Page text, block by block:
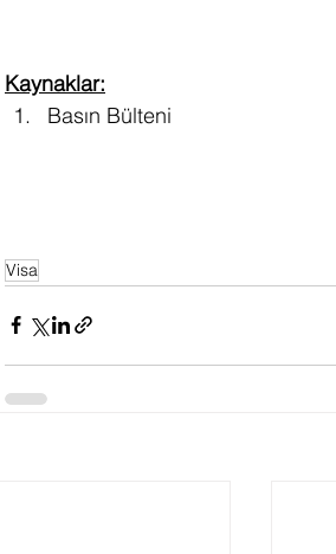
Kaynaklar:
Basın Bülteni
Visa